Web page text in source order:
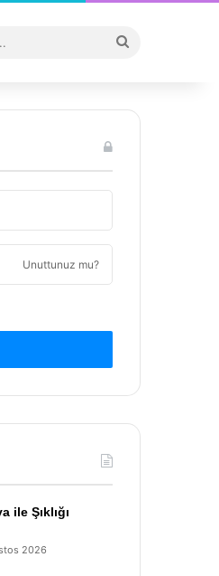
...
Unuttunuz mu?
ile Şıklığı
2026